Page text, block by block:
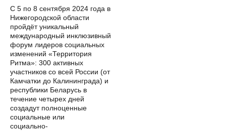
С 5 по 8 сентября 2024 года в
Нижегородской области
пройдёт уникальный
международный инклюзивный
форум лидеров социальных
изменений «Территория
Ритма»: 300 активных
участников со всей России (от
Камчатки до Калининграда) и
республики Беларусь в
течение четырех дней
создадут полноценные
социальные или
социально-